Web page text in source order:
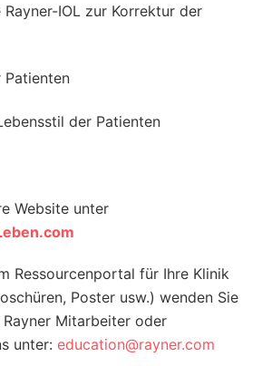
IOL zur Korrektur der
Patienten
der Patienten
Website unter
Ressourcenportal für Ihre Klinik
Poster usw.) wenden Sie
Mitarbeiter oder
unter: education@rayner.com